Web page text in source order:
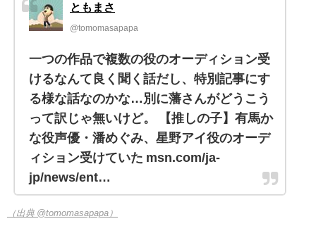
ともまさ
@tomomasapapa
一つの作品で複数の役のオーディション受
けるなんて良く聞く話だし、特別記事にす
る様な話なのかな…別に藩さんがどうこう
って訳じゃ無いけど。 【推しの子】有馬か
な役声優・潘めぐみ、星野アイ役のオーデ
ィション受けていた msn.com/ja-
jp/news/ent…
（出典 @tomomasapapa）